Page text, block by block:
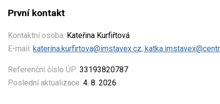
První kontakt
Kontaktní osoba: Kateřina Kurfiřtová
E-mail: katerina.kurfirtova@imstavex.cz,
Referenční číslo ÚP: 33193820787
Poslední aktualizace: 4. 8. 2026